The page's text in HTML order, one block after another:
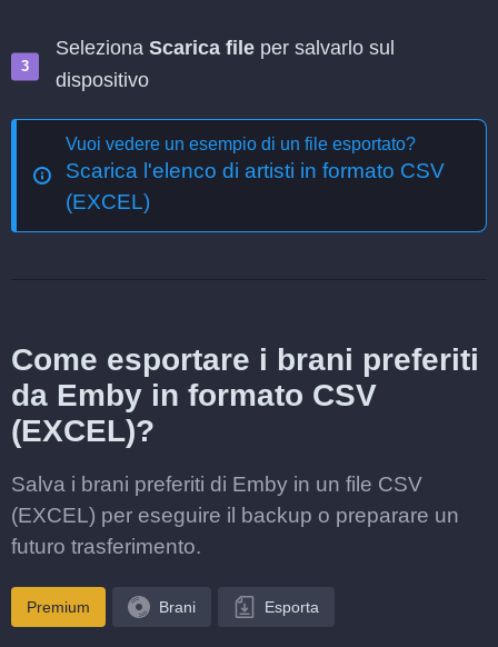
Seleziona Scarica file per salvarlo sul
dispositivo
Vuoi vedere un esempio di un file esportato?
Scarica l'elenco di artisti in formato CSV
(EXCEL)
Come esportare i brani preferiti
da Emby in formato CSV
(EXCEL)?
Salva i brani preferiti di Emby in un file CSV
(EXCEL) per eseguire il backup o preparare un
futuro trasferimento.
Premium Brani Esporta